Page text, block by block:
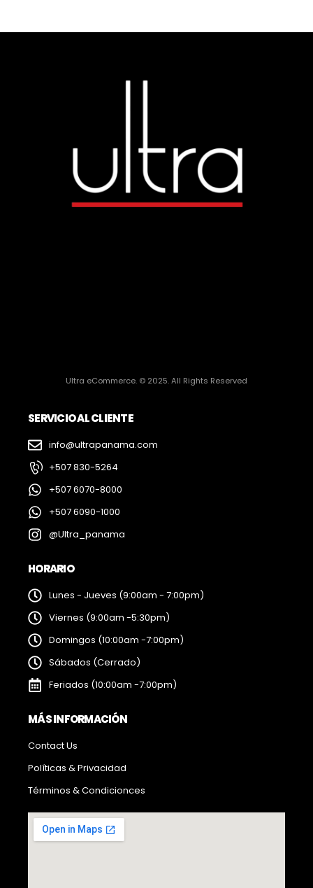
Ultra eCommerce. © 2025. All Rights Reserved
SERVICIO AL CLIENTE
info@ultrapanama.com
+507 830-5264
+507 6070-8000
+507 6090-1000
@Ultra_panama
HORARIO
Lunes - Jueves (9:00am - 7:00pm)
Viernes (9:00am -5:30pm)
Domingos (10:00am -7:00pm)
Sábados (Cerrado)
Feriados (10:00am -7:00pm)
MÁS INFORMACIÓN
Contact Us
Políticas & Privacidad
Términos & Condicionces